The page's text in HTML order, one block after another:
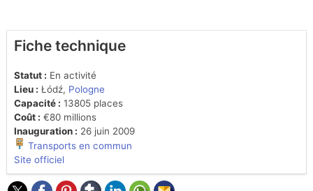
Fiche technique
Statut : En activité
Lieu : Łódź, Pologne
Capacité : 13805 places
Coût : €80 millions
Inauguration : 26 juin 2009
Transports en commun
Site officiel